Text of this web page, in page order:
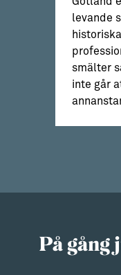
levande
smälter
inte går
På gång